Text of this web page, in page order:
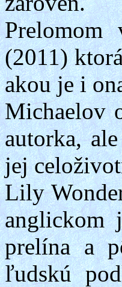
(2011)
akou je i
Michaelov
autorka,
jej
Lily
anglickom
prelína a
ľudskú